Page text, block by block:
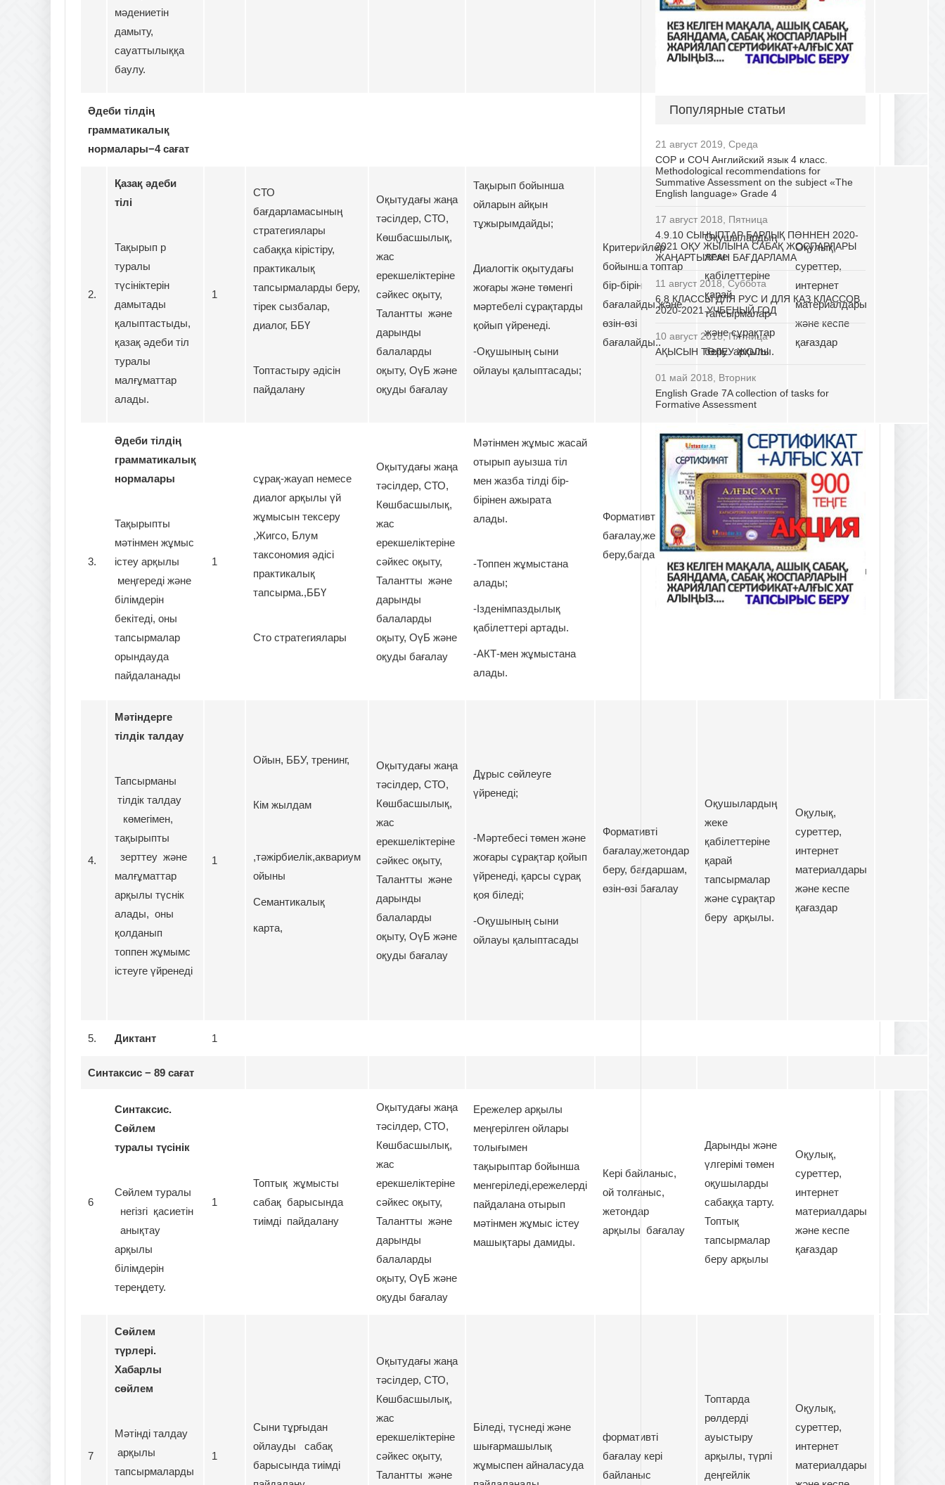
мәдениетін
дамыту,
сауаттылыққа
баулу.
Әдеби тілдің
грамматикалық
нормалары−4 сағат
2.
Қазақ әдеби
тілі
Тақырып р
туралы
түсініктерін
дамытады
қалыптастыды,
қазақ әдеби тіл
туралы
малғұматтар
алады.
1
СТО
бағдарламасының
стратегиялары
сабаққа кірістіру,
практикалық
тапсырмаларды беру,
тірек сызбалар,
диалог, ББҮ
Топтастыру әдісін
пайдалану
Оқытудағы жаңа
тәсілдер, СТО,
Көшбасшылық,
жас
ерекшеліктеріне
сәйкес оқыту,
Талантты және
дарынды
балаларды
оқыту, ОүБ және
оқуды бағалау
Тақырып бойынша
ойларын айқын
тұжырымдайды;
Диалогтік оқытудағы
жоғары және төменгі
мәртебелі сұрақтарды
қойып үйренеді.
-Оқушының сыни
ойлауы қалыптасады;
Критерийлер
бойынша топтар
бір-бірін
бағалайды және
өзін-өзі
бағалайды..
Оқушылардың
жеке
қабілеттеріне
қарай
тапсырмалар
және сұрақтар
беру арқылы.
Оқулық,
суреттер,
интернет
материалдары
және кеспе
қағаздар
3.
Әдеби тілдің
грамматикалық
нормалары
Тақырыпты
мәтінмен жұмыс
істеу арқылы
меңгереді және
білімдерін
бекітеді, оны
тапсырмалар
орындауда
пайдаланады
1
сұрақ-жауап немесе
диалог арқылы үй
жұмысын тексеру
,Жигсо, Блум
таксономия әдісі
практикалық
тапсырма.,ББҮ
Сто стратегиялары
Оқытудағы жаңа
тәсілдер, СТО,
Көшбасшылық,
жас
ерекшеліктеріне
сәйкес оқыту,
Талантты және
дарынды
балаларды
оқыту, ОүБ және
оқуды бағалау
Мәтінмен жұмыс жасай
отырып ауызша тіл
мен жазба тілді бір-
бірінен ажырата
алады.
-Топпен жұмыстана
алады;
-Ізденімпаздылық
қабілеттері артады.
-АКТ-мен жұмыстана
алады.
Формативті
бағалау,жетондар
беру,бағдаршам,
Дарынды және
үлгерімі төмен
оқушыларды
сабаққа тарту.
Топтық
тапсырмалар
Оқулық,
суреттер,
интернет
материалдары
және кеспе
қағаздар
4.
Мәтіндерге
тілдік талдау
Тапсырманы
тілдік талдау
көмегімен,
тақырыпты
зерттеу жəне
малғұматтар
арқылы түснік
алады, оны
қолданып
топпен жұмымс
істеуге үйренеді
1
Ойын, ББУ, тренинг,
Кім жылдам
,тәжірбиелік,аквариум
ойыны
Семантикалық
карта,
Оқытудағы жаңа
тәсілдер, СТО,
Көшбасшылық,
жас
ерекшеліктеріне
сәйкес оқыту,
Талантты және
дарынды
балаларды
оқыту, ОүБ және
оқуды бағалау
Дұрыс сөйлеуге
үйренеді;
-Мәртебесі төмен және
жоғары сұрақтар қойып
үйренеді, қарсы сұрақ
қоя біледі;
-Оқушының сыни
ойлауы қалыптасады
Формативті
бағалау,жетондар
беру, бағдаршам,
өзін-өзі бағалау
Оқушылардың
жеке
қабілеттеріне
қарай
тапсырмалар
және сұрақтар
беру арқылы.
Оқулық,
суреттер,
интернет
материалдары
және кеспе
қағаздар
5. Диктант 1
Синтаксис − 89 сағат
6
Синтаксис.
Сөйлем
туралы түсінік
Сөйлем туралы
негізгі қасиетін
анықтау
арқылы
білімдерін
тереңдету.
1
Топтық жұмысты
сабақ барысында
тиімді пайдалану
Оқытудағы жаңа
тәсілдер, СТО,
Көшбасшылық,
жас
ерекшеліктеріне
сәйкес оқыту,
Талантты және
дарынды
балаларды
оқыту, ОүБ және
оқуды бағалау
Ережелер арқылы
меңгерілген ойлары
толығымен
тақырыптар бойынша
менгеріледі,ережелерді
пайдалана отырып
мәтінмен жұмыс істеу
машықтары дамиды.
Кері байланыс,
ой толғаныс,
жетондар
арқылы бағалау
Дарынды және
үлгерімі төмен
оқушыларды
сабаққа тарту.
Топтық
тапсырмалар
беру арқылы
Оқулық,
суреттер,
интернет
материалдары
және кеспе
қағаздар
7
Сөйлем
түрлері.
Хабарлы
сөйлем
Мәтінді талдау
арқылы
тапсырмаларды
1
Cыни тұрғыдан
ойлауды сабақ
барысында тиімді
Оқытудағы жаңа
тәсілдер, СТО,
Көшбасшылық,
жас
ерекшеліктеріне
сәйкес оқыту,
Талантты және
Біледі, түснеді және
шығармашылық
жұмыспен айналасуда
формативті
бағалау кері
байланыс
Топтарда
рөлдерді
ауыстыру
арқылы, түрлі
деңгейлік
Оқулық,
суреттер,
интернет
материалдары
Популярные статьи
21 август 2019, Среда
СОР и СОЧ Английский язык 4 класс.
Methodological recommendations for
Summative Assessment on the subject «The
English language» Grade 4
17 август 2018, Пятница
4.9.10 СЫНЫПТАР БАРЛЫҚ ПӘННЕН 2020-
2021 ОҚУ ЖЫЛЫНА САБАҚ ЖОСПАРЛАРЫ
ЖАҢАРТЫЛҒАН БАҒДАРЛАМА
11 август 2018, Суббота
6.8 КЛАССЫ ДЛЯ РУС И ДЛЯ КАЗ КЛАССОВ
2020-2021 УЧБЕНЫЙ ГОД
10 август 2018, Пятница
АҚЫСЫН ТӨЛЕУ ЖОЛЫ
01 май 2018, Вторник
English Grade 7A collection of tasks for
Formative Assessment